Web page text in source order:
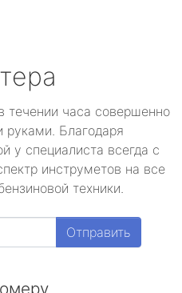
часа совершенно
руками. Благодаря
у специалиста всегда с
инструметов на все
техники.
Отправить